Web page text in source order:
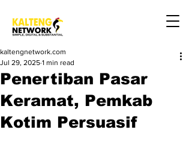
Penertiban Pasar
Keramat, Pemkab
Kotim Persuasif
kaltengnetwork.com
Jul 29, 2025 1 min read